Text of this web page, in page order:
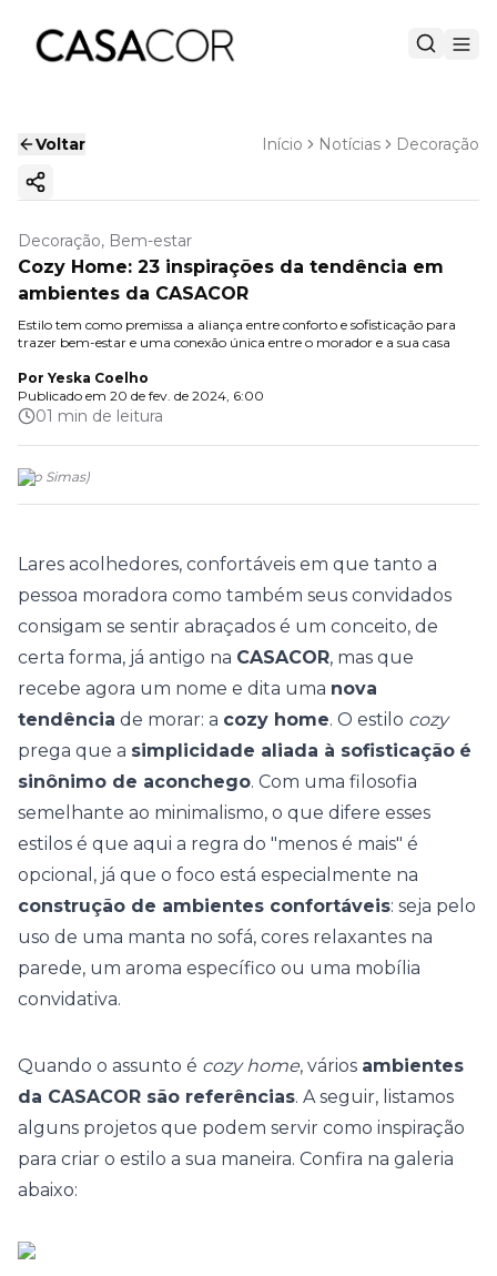
Voltar Início Notícias Decoração
Copiar link
Decoração, Bem-estar
Cozy Home: 23 inspirações da tendência em
ambientes da CASACOR
Estilo tem como premissa a aliança entre conforto e sofisticação para
trazer bem-estar e uma conexão única entre o morador e a sua casa
Por Yeska Coelho
Publicado em 20 de fev. de 2024, 6:00
01 min de leitura
(Lio Simas)
Lares acolhedores, confortáveis em que tanto a
pessoa moradora como também seus convidados
consigam se sentir abraçados é um conceito, de
certa forma, já antigo na CASACOR, mas que
recebe agora um nome e dita uma nova
tendência de morar: a cozy home. O estilo cozy
prega que a simplicidade aliada à sofisticação é
sinônimo de aconchego. Com uma filosofia
semelhante ao minimalismo, o que difere esses
estilos é que aqui a regra do "menos é mais" é
opcional, já que o foco está especialmente na
construção de ambientes confortáveis: seja pelo
uso de uma manta no sofá, cores relaxantes na
parede, um aroma específico ou uma mobília
convidativa.
Quando o assunto é cozy home, vários ambientes
da CASACOR são referências. A seguir, listamos
alguns projetos que podem servir como inspiração
para criar o estilo a sua maneira. Confira na galeria
abaixo: